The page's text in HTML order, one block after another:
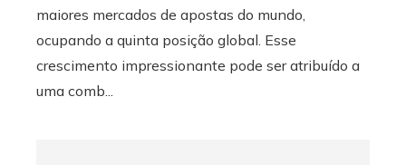
maiores mercados de apostas do mundo,
ocupando a quinta posição global. Esse
crescimento impressionante pode ser atribuído a
uma comb...